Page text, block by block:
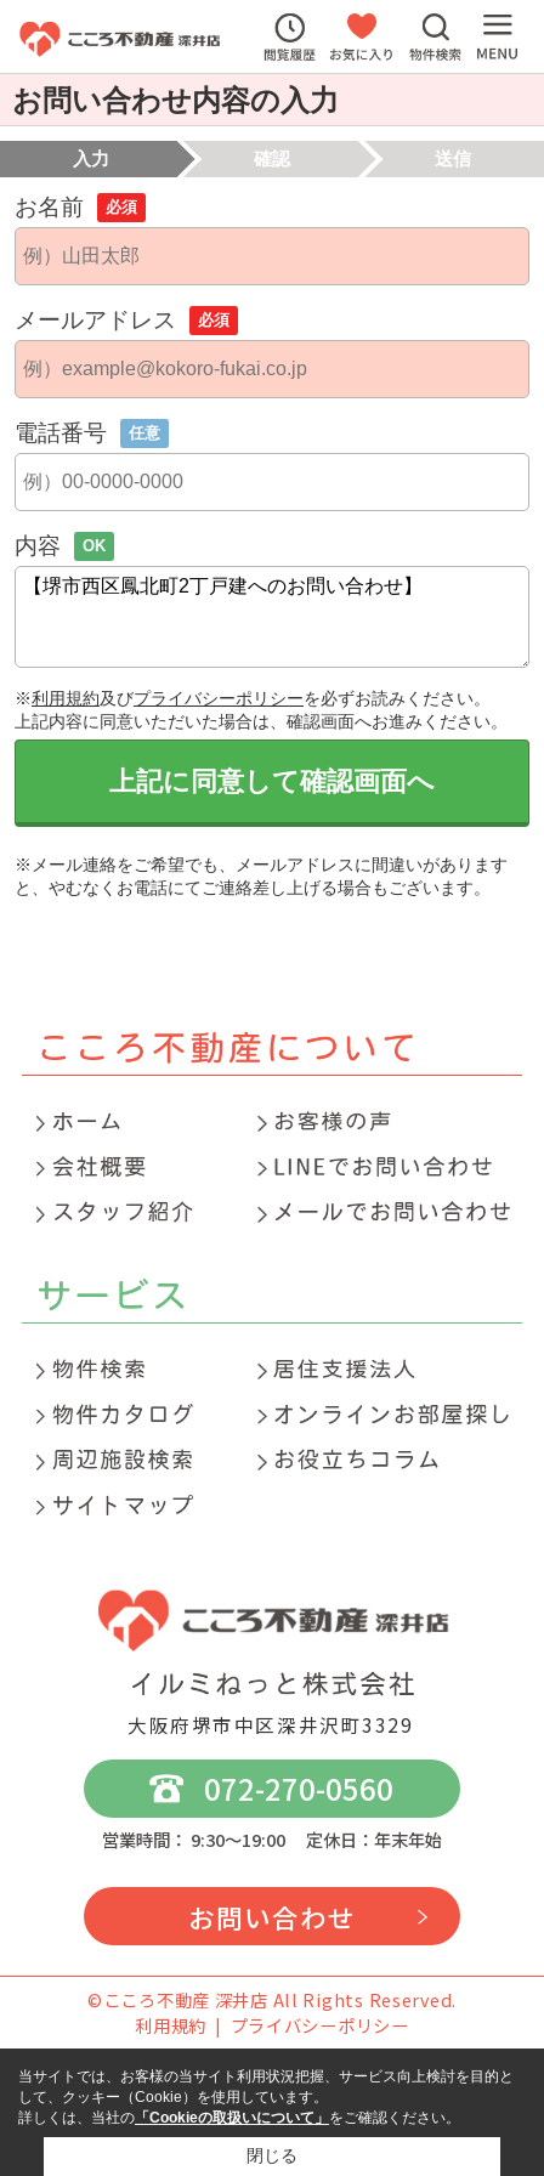
お問い合わせ内容の入力
入力 確認 送信
お名前 必須
メールアドレス 必須
電話番号 任意
内容 OK
※利用規約及びプライバシーポリシーを必ずお読みください。
上記内容に同意いただいた場合は、確認画面へお進みください。
上記に同意して確認画面へ
※メール連絡をご希望でも、メールアドレスに間違いがあります
と、やむなくお電話にてご連絡差し上げる場合もございます。
大阪府堺市中区深井沢町3329
072-270-0560
営業時間： 9:30～19:00 定休日：年末年始
お問い合わせ
©こころ不動産 深井店 All Rights Reserved.
利用規約
プライバシーポリシー
当サイトでは、お客様の当サイト利用状況把握、サービス向上検討を目的と
して、クッキー（Cookie）を使用しています。
詳しくは、当社の 「Cookieの取扱いについて」 をご確認ください。
閉じる